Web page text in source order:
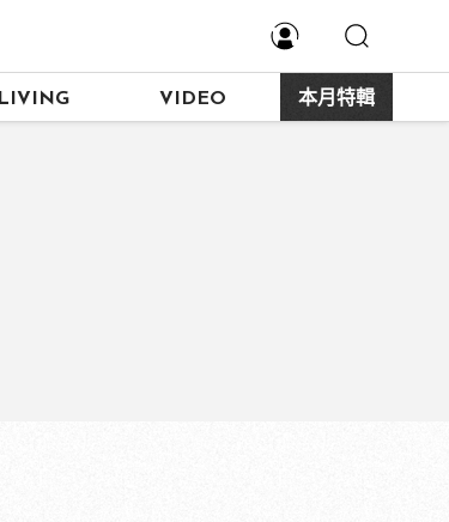
LIVING VIDEO 本月特輯